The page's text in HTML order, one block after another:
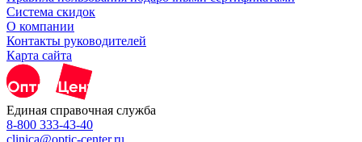
Система скидок
О компании
Контакты руководителей
Карта сайта
Единая справочная служба
8-800 333-43-40
clinica@optic-center.ru